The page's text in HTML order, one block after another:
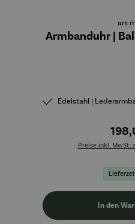
ars
Armbanduhr |
Edelstahl |
Preise inkl. MwSt.
In den